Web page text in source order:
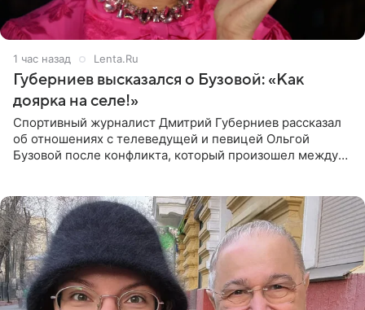
1 час назад Lenta.Ru
Губерниев высказался о Бузовой: «Как
доярка на селе!»
Спортивный журналист Дмитрий Губерниев рассказал
об отношениях с телеведущей и певицей Ольгой
Бузовой после конфликта, который произошел между